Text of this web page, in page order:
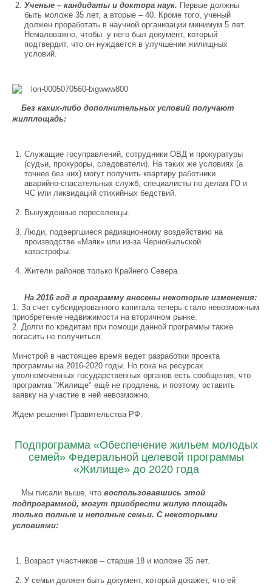
Ученые – кандидаты и доктора наук. Первые должны
быть моложе 35 лет, а вторые – 40. Кроме того, ученый
должен проработать в научной организации минимум 5 лет.
Немаловажно, чтобы у него был документ, который
подтвердит, что он нуждается в улучшении жилищных
условий.
Без каких-либо дополнительных условий получают
жилплощадь:
Служащие госуправлений, сотрудники ОВД и прокуратуры
(судьи, прокуроры, следователи). На таких же условиях (а
точнее без них) могут получить квартиру работники
аварийно-спасательных служб, специалисты по делам ГО и
ЧС или ликвидаций стихийных бедствий.
Вынужденные переселенцы.
Люди, подвергшиеся радиационному воздействию на
производстве «Маяк» или из-за Чернобыльской
катастрофы.
Жители районов только Крайнего Севера.
На 2016 год в программу внесены некоторые изменения:
1. За счет субсидированного капитала теперь стало невозможным
приобретение недвижимости на вторичном рынке.
2. Долги по кредитам при помощи данной программы также
погасить не получиться.
Минстрой в настоящее время ведет разработки проекта
программы на 2016-2020 годы. Но пока на ресурсах
уполномоченных государственных органов есть сообщения, что
программа "Жилище" ещё не продлена, и поэтому оставить
заявку на участие в ней невозможно.
Ждем решения Правительства РФ.
Подпрограмма «Обеспечение жильем молодых
семей» Федеральной целевой программы
«Жилище» до 2020 года
Мы писали выше, что воспользовавшись этой
подпрограммой, могут приобрести жилую площадь
только полные и неполные семьи. С некоторыми
условиями:
Возраст участников – старше 18 и моложе 35 лет.
У семьи должен быть документ, который докажет, что ей